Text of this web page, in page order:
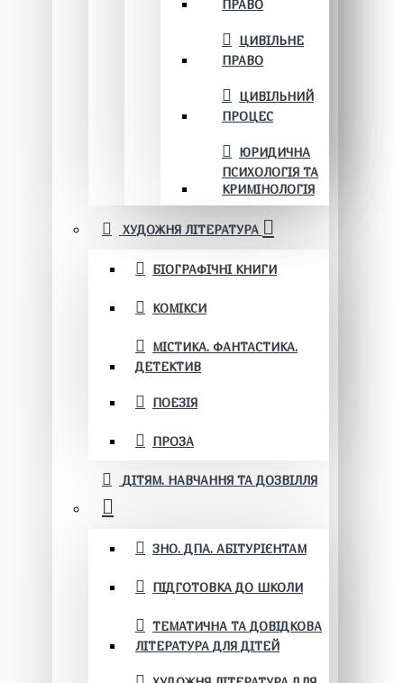
ПРАВО
ЦИВІЛЬНЕ
ПРАВО
ЦИВІЛЬНИЙ
ПРОЦЕС
ЮРИДИЧНА
ПСИХОЛОГІЯ ТА
КРИМІНОЛОГІЯ
ХУДОЖНЯ ЛІТЕРАТУРА
БІОГРАФІЧНІ КНИГИ
КОМІКСИ
МІСТИКА. ФАНТАСТИКА.
ДЕТЕКТИВ
ПОЕЗІЯ
ПРОЗА
ДІТЯМ. НАВЧАННЯ ТА ДОЗВІЛЛЯ
ЗНО. ДПА. АБІТУРІЄНТАМ
ПІДГОТОВКА ДО ШКОЛИ
ТЕМАТИЧНА ТА ДОВІДКОВА
ЛІТЕРАТУРА ДЛЯ ДІТЕЙ